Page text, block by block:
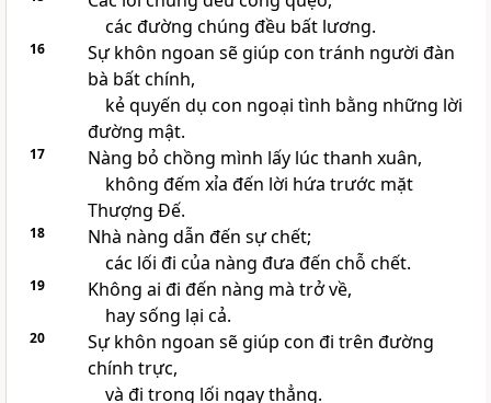
các đường chúng đều bất lương.
16
Sự khôn ngoan sẽ giúp con tránh người đàn
bà bất chính,
kẻ quyến dụ con ngoại tình bằng những lời
đường mật.
17
Nàng bỏ chồng mình lấy lúc thanh xuân,
không đếm xỉa đến lời hứa trước mặt
Thượng Đế.
18
Nhà nàng dẫn đến sự chết;
các lối đi của nàng đưa đến chỗ chết.
19
Không ai đi đến nàng mà trở về,
hay sống lại cả.
20
Sự khôn ngoan sẽ giúp con đi trên đường
chính trực,
và đi trong lối ngay thẳng.